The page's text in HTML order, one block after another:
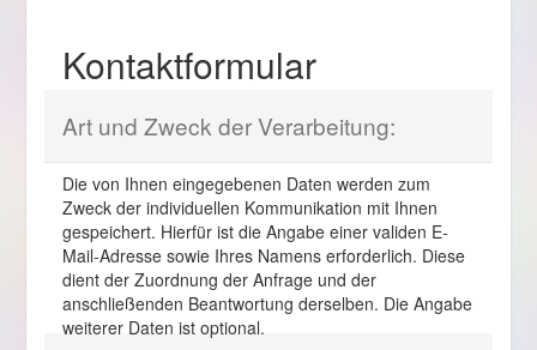
Kontaktformular
Art und Zweck der Verarbeitung:
Die von Ihnen eingegebenen Daten werden zum
Zweck der individuellen Kommunikation mit Ihnen
gespeichert. Hierfür ist die Angabe einer validen E-
Mail-Adresse sowie Ihres Namens erforderlich. Diese
dient der Zuordnung der Anfrage und der
anschließenden Beantwortung derselben. Die Angabe
weiterer Daten ist optional.